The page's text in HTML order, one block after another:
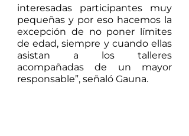
interesadas participantes muy
pequeñas y por eso hacemos la
excepción de no poner límites
de edad, siempre y cuando ellas
asistan a los talleres
acompañadas de un mayor
responsable”, señaló Gauna.